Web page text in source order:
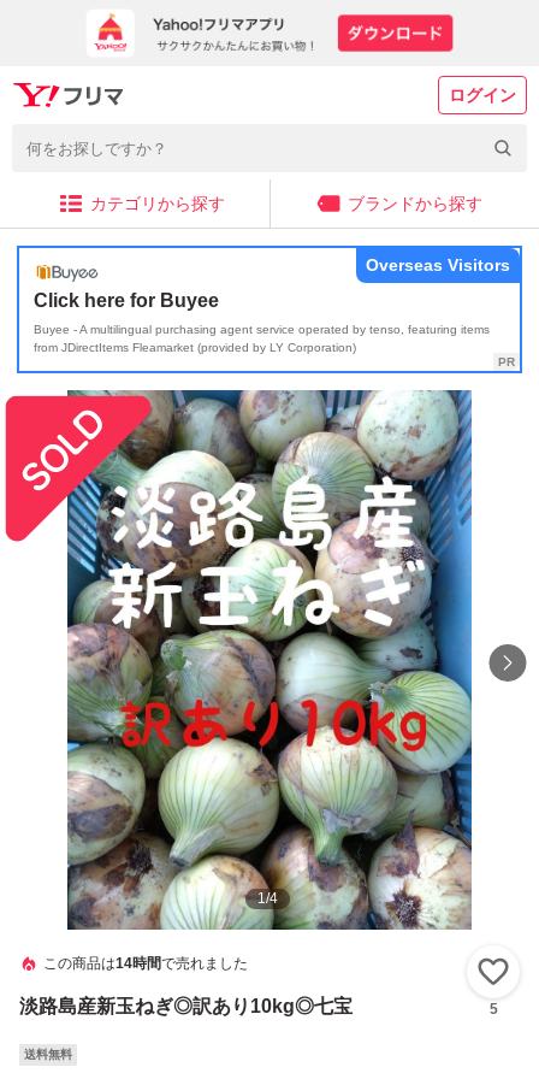
ログイン
カテゴリから探す ブランドから探す
Click here for Buyee
Buyee - A multilingual purchasing agent service operated by tenso, featuring items
from JDirectItems Fleamarket (provided by LY Corporation)
Overseas Visitors
1/4
この商品は14時間で売れました
淡路島産新玉ねぎ◎訳あり10kg◎七宝 5
送料無料